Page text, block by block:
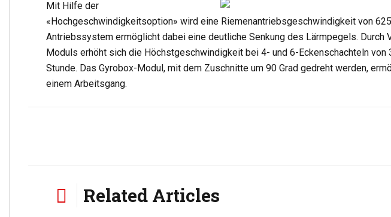
Mit Hilfe der
«Hochgeschwindigkeitsoption» wird eine Riemenantriebsgeschwindigkeit von
Antriebssystem ermöglicht dabei eine deutliche Senkung des Lärmpegels. Durch
Moduls erhöht sich die Höchstgeschwindigkeit bei 4- und 6-Eckenschachteln von
Stunde. Das Gyrobox-Modul, mit dem Zuschnitte um 90 Grad gedreht werden,
einem Arbeitsgang.
Related Articles